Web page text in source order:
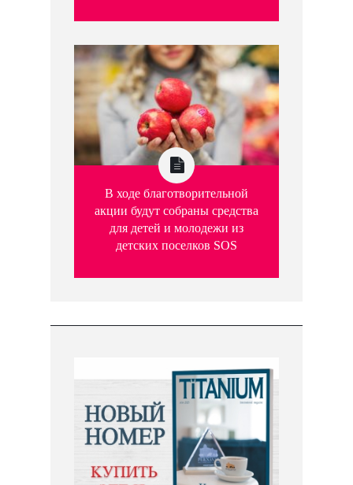
В ходе благотворительной
акции будут собраны средства
для детей и молодежи из
детских поселков SOS